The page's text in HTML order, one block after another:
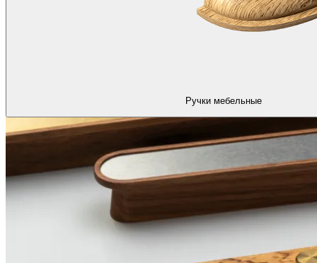
Ручки мебельные